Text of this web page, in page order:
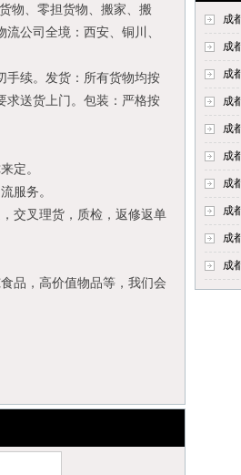
成
成
成
成
成
成
成
成
成
成
物、零担货物、搬家、搬
公司全境：西安、铜川、
手续。发货：所有货物均按
求送货上门。包装：严格按
定。
服务。
交叉理货，质检，返修返单
品，高价值物品等，我们会